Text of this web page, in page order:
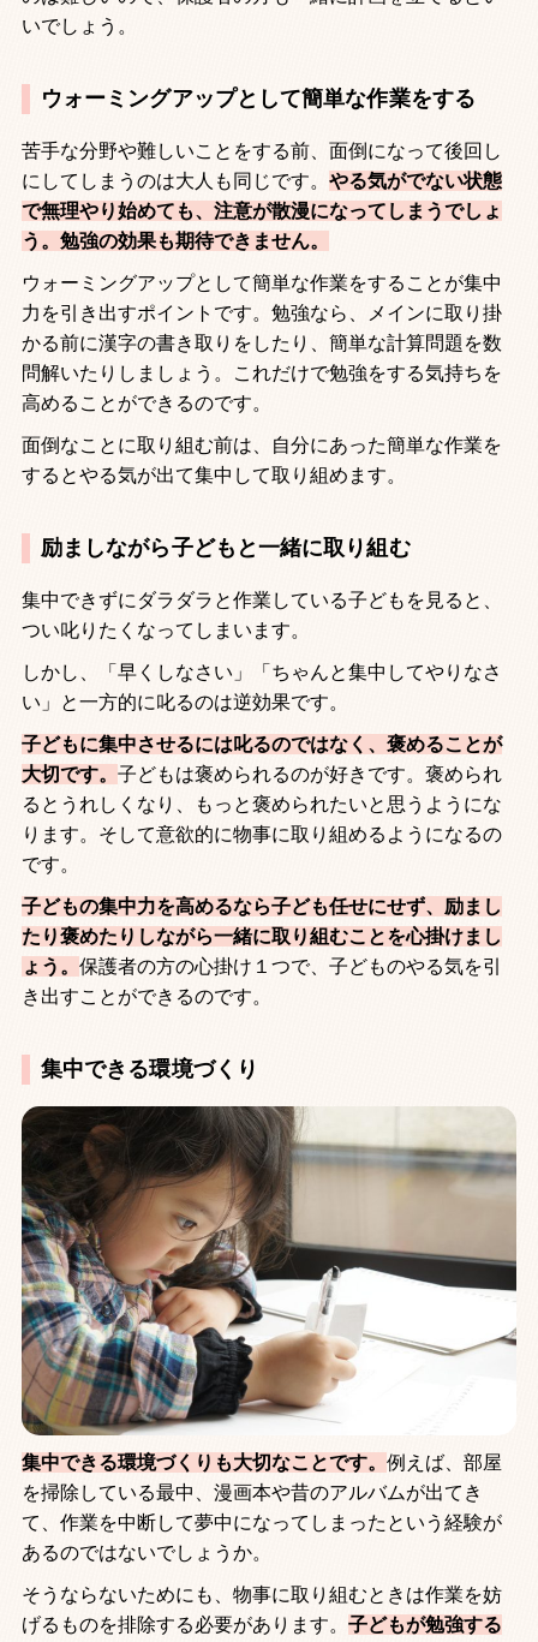
いでしょう。
ウォーミングアップとして簡単な作業をする
苦手な分野や難しいことをする前、面倒になって後回し
にしてしまうのは大人も同じです。 やる気がでない状態
で無理やり始めても、注意が散漫になってしまうでしょ
う。勉強の効果も期待できません。
ウォーミングアップとして簡単な作業をすることが集中
力を引き出すポイントです。勉強なら、メインに取り掛
かる前に漢字の書き取りをしたり、簡単な計算問題を数
問解いたりしましょう。これだけで勉強をする気持ちを
高めることができるのです。
面倒なことに取り組む前は、自分にあった簡単な作業を
するとやる気が出て集中して取り組めます。
励ましながら子どもと一緒に取り組む
集中できずにダラダラと作業している子どもを見ると、
つい叱りたくなってしまいます。
しかし、「早くしなさい」「ちゃんと集中してやりなさ
い」と一方的に叱るのは逆効果です。
子どもに集中させるには叱るのではなく、褒めることが
大切です。 子どもは褒められるのが好きです。褒められ
るとうれしくなり、もっと褒められたいと思うようにな
ります。そして意欲的に物事に取り組めるようになるの
です。
子どもの集中力を高めるなら子ども任せにせず、励まし
たり褒めたりしながら一緒に取り組むことを心掛けまし
ょう。 保護者の方の心掛け１つで、子どものやる気を引
き出すことができるのです。
集中できる環境づくり
集中できる環境づくりも大切なことです。 例えば、部屋
を掃除している最中、漫画本や昔のアルバムが出てき
て、作業を中断して夢中になってしまったという経験が
あるのではないでしょうか。
そうならないためにも、物事に取り組むときは作業を妨
げるものを排除する必要があります。 子どもが勉強する